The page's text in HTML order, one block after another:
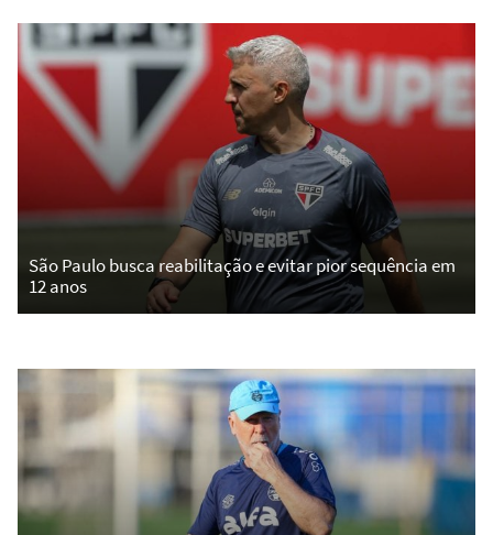
São Paulo busca reabilitação e evitar pior sequência em
12 anos